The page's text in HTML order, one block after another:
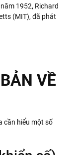
1952, Richard
(MIT), đã phát
VỀ
cần hiểu một số